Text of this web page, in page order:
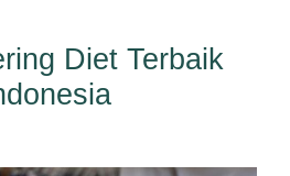
Diet Terbaik